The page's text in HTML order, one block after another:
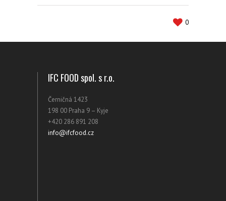
0
IFC FOOD spol. s r.o.
Černičná 1423
198 00 Praha 9 – Kyje
+420 286 891 208
info@ifcfood.cz